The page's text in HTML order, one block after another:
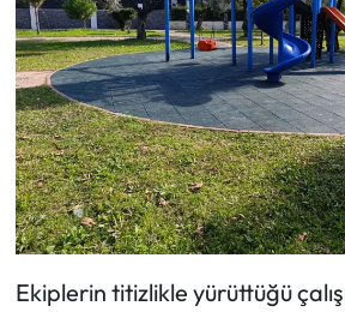
Ekiplerin titizlikle yürüttüğü